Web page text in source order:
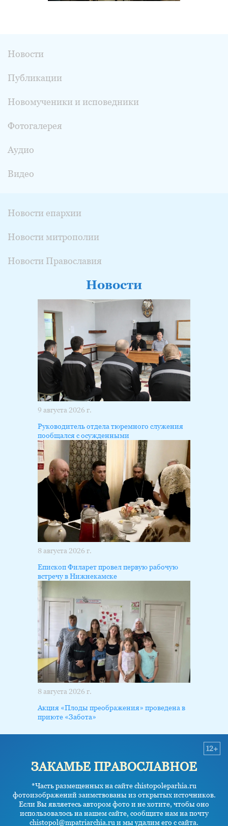
Новости
Публикации
Новомученики и исповедники
Фотогалерея
Аудио
Видео
Новости епархии
Новости митрополии
Новости Православия
Новости
9 августа 2026 г.
Руководитель отдела тюремного служения
пообщался с осужденными
8 августа 2026 г.
Епископ Филарет провел первую рабочую
встречу в Нижнекамске
8 августа 2026 г.
Акция «Плоды преображения» проведена в
приюте «Забота»
ЗАКАМЬЕ ПРАВОСЛАВНОЕ
*Часть размещенных на сайте chistopoleparhia.ru
фотоизображений заимствованы из открытых источников.
Если Вы являетесь автором фото и не хотите, чтобы оно
использовалось на нашем сайте, сообщите нам на почту
chistopol@mpatriarchia.ru и мы удалим его с сайта.
12+